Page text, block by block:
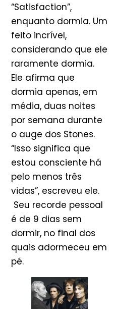
“Satisfaction”,
enquanto dormia. Um
feito incrível,
considerando que ele
raramente dormia.
Ele afirma que
dormia apenas, em
média, duas noites
por semana durante
o auge dos Stones.
“Isso significa que
estou consciente há
pelo menos três
vidas”, escreveu ele.
Seu recorde pessoal
é de 9 dias sem
dormir, no final dos
quais adormeceu em
pé.